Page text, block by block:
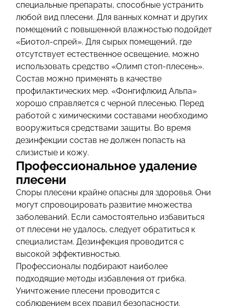
специальные препараты, способные устранить
любой вид плесени. Для ванных комнат и других
помещений с повышенной влажностью подойдет
«Биотол-спрей». Для сырых помещений, где
отсутствует естественное освещение, можно
использовать средство «Олимп стоп-плесень».
Состав можно применять в качестве
профилактических мер. «Фонгифлюид Альпа»
хорошо справляется с черной плесенью. Перед
работой с химическими составами необходимо
вооружиться средствами защиты. Во время
дезинфекции состав не должен попасть на
слизистые и кожу.
Профессиональное удаление
плесени
Споры плесени крайне опасны для здоровья. Они
могут спровоцировать развитие множества
заболеваний. Если самостоятельно избавиться
от плесени не удалось, следует обратиться к
специалистам. Дезинфекция проводится с
высокой эффективностью.
Профессионалы подбирают наиболее
подходящие методы избавления от грибка.
Уничтожение плесени проводится с
соблюдением всех правил безопасности.